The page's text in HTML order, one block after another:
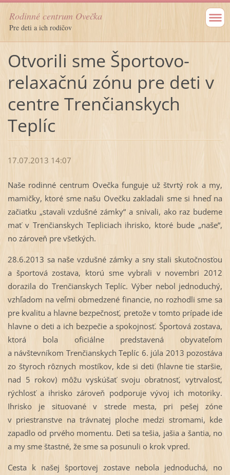
Rodinné centrum Ovečka
Pre deti a ich rodičov
Otvorili sme Športovo-
relaxačnú zónu pre deti v
centre Trenčianskych
Teplíc
17.07.2013 14:07
Naše rodinné centrum Ovečka funguje už štvrtý rok a my,
mamičky, ktoré sme našu Ovečku zakladali sme si hneď na
začiatku „stavali vzdušné zámky“ a snívali, ako raz budeme
mať v Trenčianskych Tepliciach ihrisko, ktoré bude „naše“,
no zároveň pre všetkých.
28.6.2013 sa naše vzdušné zámky a sny stali skutočnosťou
a športová zostava, ktorú sme vybrali v novembri 2012
dorazila do Trenčianskych Teplíc. Výber nebol jednoduchý,
vzhľadom na veľmi obmedzené financie, no rozhodli sme sa
pre kvalitu a hlavne bezpečnosť, pretože v tomto prípade ide
hlavne o deti a ich bezpečie a spokojnosť. Športová zostava,
ktorá bola oficiálne predstavená obyvateľom
a návštevníkom Trenčianskych Teplíc 6. júla 2013 pozostáva
zo štyroch rôznych mostíkov, kde si deti (hlavne tie staršie,
nad 5 rokov) môžu vyskúšať svoju obratnosť, vytrvalosť,
rýchlosť a ihrisko zároveň podporuje vývoj ich motoriky.
Ihrisko je situované v strede mesta, pri pešej zóne
v priestranstve na trávnatej ploche medzi stromami, kde
zapadlo od prvého momentu. Deti sa tešia, jašia a šantia, no
a my sme štastné, že sme sa posunuli o krok vpred.
Cesta k našej športovej zostave nebola jednoduchá, no